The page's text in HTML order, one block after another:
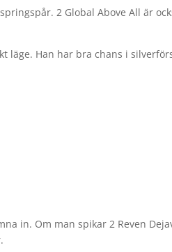
2 Global Above All är
läge. Han har bra chans i
in. Om man spikar 2 Reven